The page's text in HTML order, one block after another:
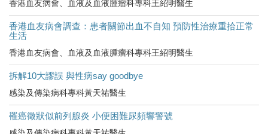
香港血友病會、血液及血液腫瘤科專科王紹明醫生
香港血友病會調查：患者關節出血不自知 預防性治療重拾正常
生活
香港血友病會、血液及血液腫瘤科專科王紹明醫生
拆解10大謬誤 與性病say goodbye
感染及傳染病科專科黃天祐醫生
罹癌徵狀似前列腺炎 小便困難尿頻響警號